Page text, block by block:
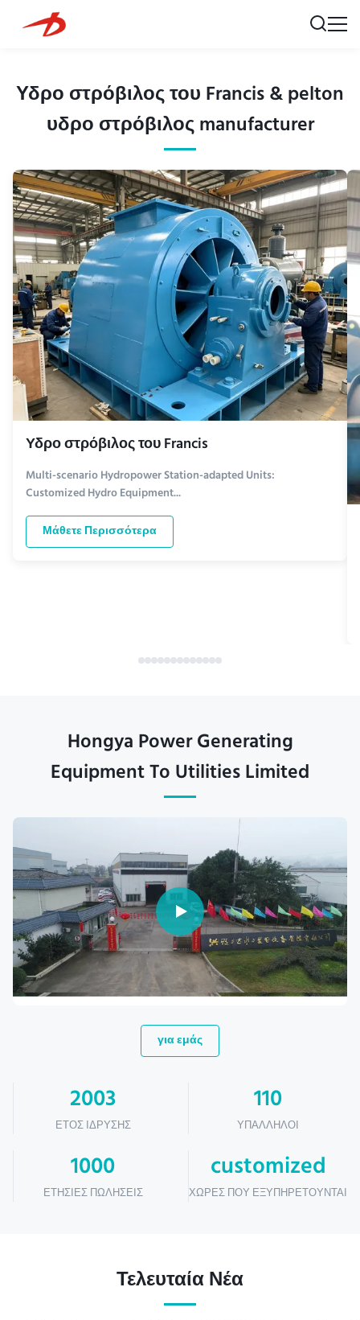
Υδρο στρόβιλος του Francis & pelton
υδρο στρόβιλος manufacturer
Υδρο στρόβιλος του Francis
Multi-scenario Hydropower Station-adapted Units:
Customized Hydro Equipment...
Μάθετε Περισσότερα
Hongya Power Generating
Equipment To Utilities Limited
για εμάς
2003
ΈΤΟΣ ΊΔΡΥΣΗΣ
110
ΥΠΆΛΛΗΛΟΙ
1000
ΕΤΉΣΙΕΣ ΠΩΛΉΣΕΙΣ
customized
ΧΏΡΕΣ ΠΟΥ ΕΞΥΠΗΡΕΤΟΎΝΤΑΙ
Τελευταία Νέα